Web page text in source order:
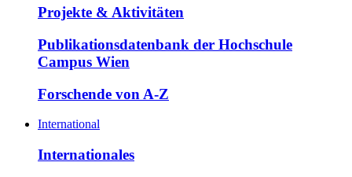
Projekte & Aktivitäten
Publikationsdatenbank der Hochschule
Campus Wien
Forschende von A-Z
International
Internationales